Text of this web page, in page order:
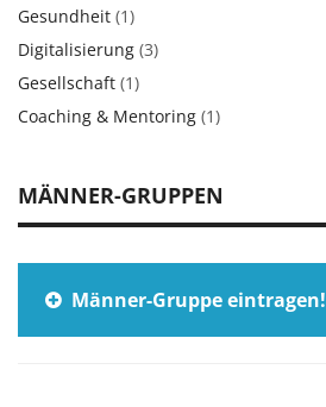
MÄNNER-GRUPPEN
Männer-Gruppe eintragen!
Gesundheit (1)
Digitalisierung (3)
Gesellschaft (1)
Coaching & Mentoring (1)